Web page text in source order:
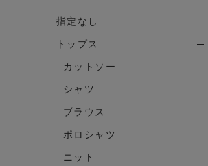
指定なし
トップス
カットソー
シャツ
ブラウス
ポロシャツ
ニット